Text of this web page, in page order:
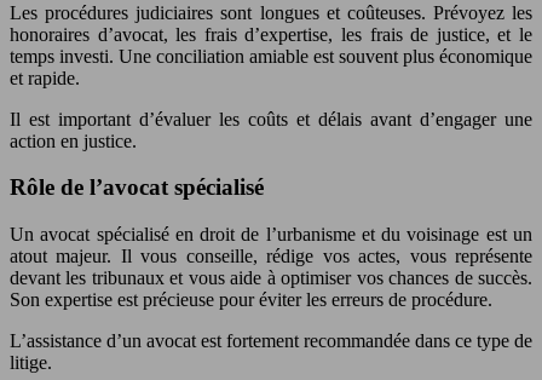
Les procédures judiciaires sont longues et coûteuses. Prévoyez les
honoraires d’avocat, les frais d’expertise, les frais de justice, et le
temps investi. Une conciliation amiable est souvent plus économique
et rapide.
Il est important d’évaluer les coûts et délais avant d’engager une
action en justice.
Rôle de l’avocat spécialisé
Un avocat spécialisé en droit de l’urbanisme et du voisinage est un
atout majeur. Il vous conseille, rédige vos actes, vous représente
devant les tribunaux et vous aide à optimiser vos chances de succès.
Son expertise est précieuse pour éviter les erreurs de procédure.
L’assistance d’un avocat est fortement recommandée dans ce type de
litige.